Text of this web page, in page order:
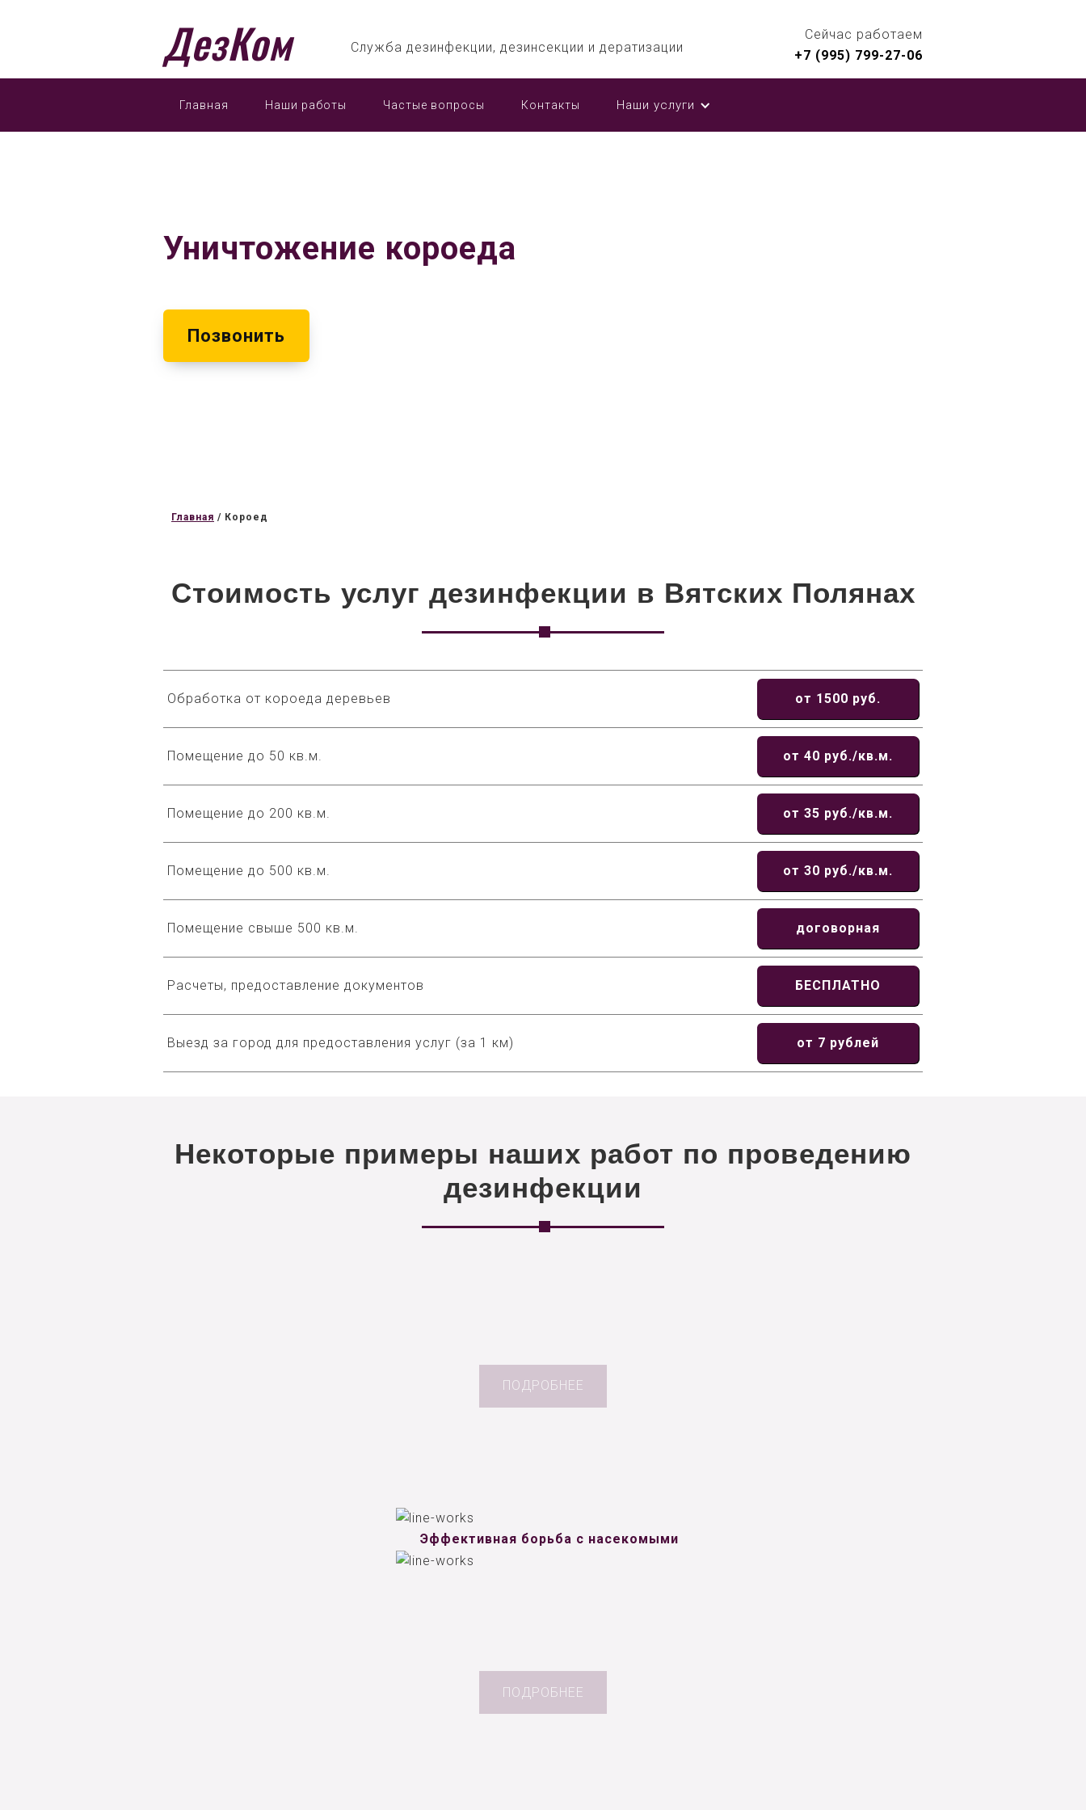
ДезКом Служба дезинфекции, дезинсекции и дератизации
Сейчас работаем
+7 (995) 799-27-06
Главная Наши работы Частые вопросы Контакты Наши услуги
Уничтожение короеда
Позвонить
Главная / Короед
Стоимость услуг дезинфекции в Вятских Полянах
Обработка от короеда деревьев от 1500 руб.
Помещение до 50 кв.м. от 40 руб./кв.м.
Помещение до 200 кв.м. от 35 руб./кв.м.
Помещение до 500 кв.м. от 30 руб./кв.м.
Помещение свыше 500 кв.м. договорная
Расчеты, предоставление документов БЕСПЛАТНО
Выезд за город для предоставления услуг (за 1 км) от 7 рублей
Некоторые примеры наших работ по проведению
дезинфекции
ПОДРОБНЕЕ
Эффективная борьба с насекомыми
ПОДРОБНЕЕ